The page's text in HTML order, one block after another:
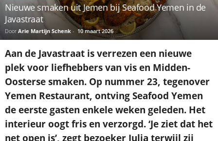
Nieuwe smaken uit Jemen bij Seafood Yemen in de
Javastraat
Door Arie Martijn Schenk - 10 maart 2026
Aan de Javastraat is verrezen een nieuwe
plek voor liefhebbers van vis en Midden-
Oosterse smaken. Op nummer 23, tegenover
Yemen Restaurant, ontving Seafood Yemen
de eerste gasten enkele weken geleden. Het
interieur oogt fris en verzorgd. ‘Je ziet dat het
net open is’, zegt bezoeker Julia terwijl zij